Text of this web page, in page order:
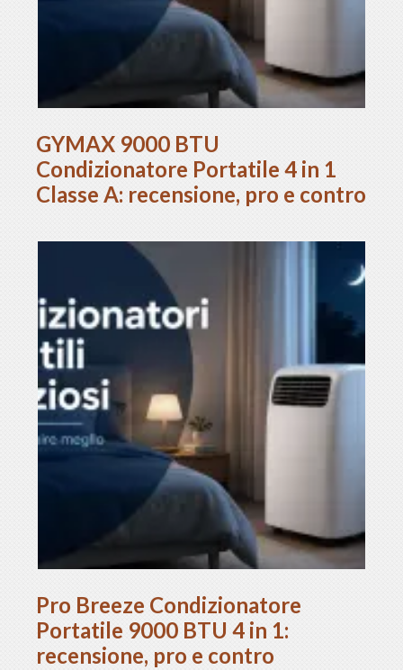
GYMAX 9000 BTU
Condizionatore Portatile 4 in 1
Classe A: recensione, pro e contro
Pro Breeze Condizionatore
Portatile 9000 BTU 4 in 1:
recensione, pro e contro